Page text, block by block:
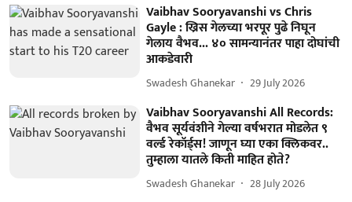
Vaibhav Sooryavanshi vs Chris
Gayle : ख्रिस गेलच्या भरपूर पुढे निघून
गेलाय वैभव... ४० सामन्यानंतर पाहा दोघांची
आकडेवारी
Swadesh Ghanekar 29 July 2026
Vaibhav Sooryavanshi All Records:
वैभव सूर्यवंशीने गेल्या वर्षभरात मोडलेत ९
वर्ल्ड रेकॉर्ड्स! जाणून घ्या एका क्लिकवर..
तुम्हाला यातले किती माहित होते?
Swadesh Ghanekar 28 July 2026